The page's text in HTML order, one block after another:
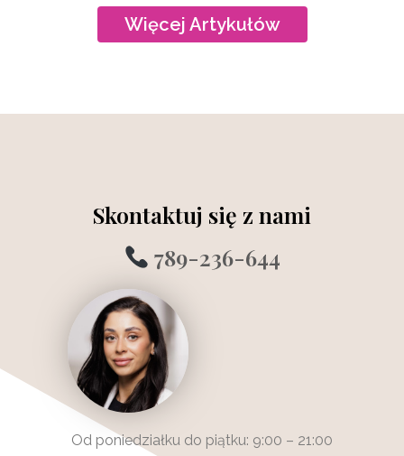
Więcej Artykułów
Skontaktuj się z nami
789-236-644
Od poniedziałku do piątku: 9:00 – 21:00